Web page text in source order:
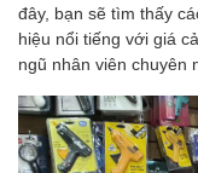
đây, bạn sẽ tìm thấy
hiệu nổi tiếng với giá
ngũ nhân viên chuyên